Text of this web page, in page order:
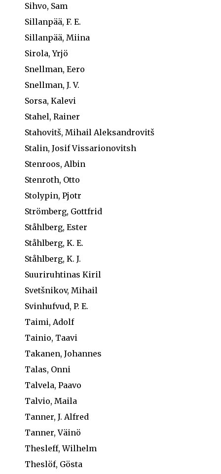
Sihvo, Sam
Sillanpää, F. E.
Sillanpää, Miina
Sirola, Yrjö
Snellman, Eero
Snellman, J. V.
Sorsa, Kalevi
Stahel, Rainer
Stahovitš, Mihail Aleksandrovitš
Stalin, Josif Vissarionovitsh
Stenroos, Albin
Stenroth, Otto
Stolypin, Pjotr
Strömberg, Gottfrid
Ståhlberg, Ester
Ståhlberg, K. E.
Ståhlberg, K. J.
Suuriruhtinas Kiril
Svetšnikov, Mihail
Svinhufvud, P. E.
Taimi, Adolf
Tainio, Taavi
Takanen, Johannes
Talas, Onni
Talvela, Paavo
Talvio, Maila
Tanner, J. Alfred
Tanner, Väinö
Thesleff, Wilhelm
Theslöf, Gösta